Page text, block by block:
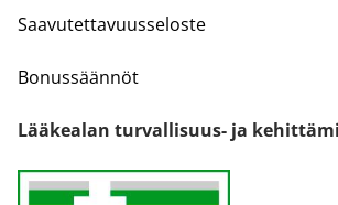
Saavutettavuusseloste
Bonussäännöt
Lääkealan turvallisuus- ja